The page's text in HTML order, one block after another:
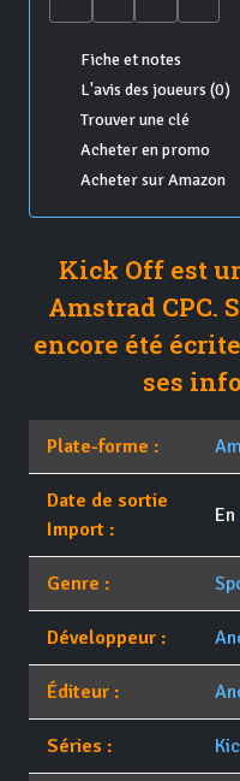
Fiche et notes
L'avis des joueurs (0)
Trouver une clé
Acheter en promo
Acheter sur Amazon
Kick Off est
Amstrad CPC.
encore été
ses
Plate-forme :
Date de sortie
Import :
En
Genre :
Développeur :
Éditeur :
Séries :